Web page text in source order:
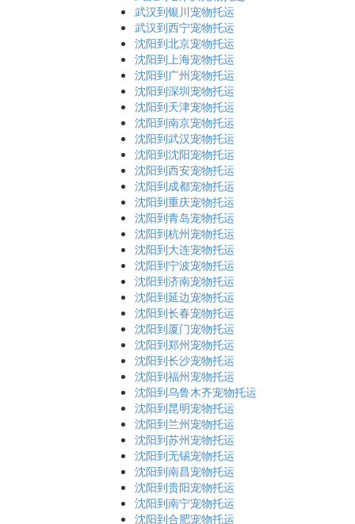
武汉到银川宠物托运
武汉到西宁宠物托运
沈阳到北京宠物托运
沈阳到上海宠物托运
沈阳到广州宠物托运
沈阳到深圳宠物托运
沈阳到天津宠物托运
沈阳到南京宠物托运
沈阳到武汉宠物托运
沈阳到沈阳宠物托运
沈阳到西安宠物托运
沈阳到成都宠物托运
沈阳到重庆宠物托运
沈阳到青岛宠物托运
沈阳到杭州宠物托运
沈阳到大连宠物托运
沈阳到宁波宠物托运
沈阳到济南宠物托运
沈阳到延边宠物托运
沈阳到长春宠物托运
沈阳到厦门宠物托运
沈阳到郑州宠物托运
沈阳到长沙宠物托运
沈阳到福州宠物托运
沈阳到乌鲁木齐宠物托运
沈阳到昆明宠物托运
沈阳到兰州宠物托运
沈阳到苏州宠物托运
沈阳到无锡宠物托运
沈阳到南昌宠物托运
沈阳到贵阳宠物托运
沈阳到南宁宠物托运
沈阳到合肥宠物托运